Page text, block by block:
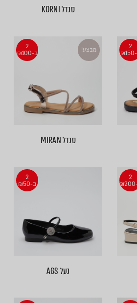
סנדל KORNI
2
2
ב-₪100
מבצע!
סנדל MIRAN
2
2
ב-₪50
נעל AGS